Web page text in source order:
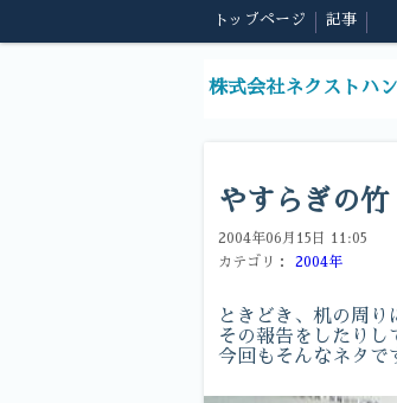
トップページ 記事
株式会社ネクストハ
やすらぎの竹
2004年06月15日 11:05
カテゴリ：
2004年
ときどき、机の周り
その報告をしたりし
今回もそんなネタで